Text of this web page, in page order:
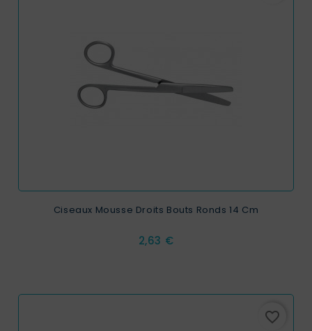
Ciseaux Mousse Droits Bouts Ronds 14 Cm
Prix
2,63 €
favorite_border